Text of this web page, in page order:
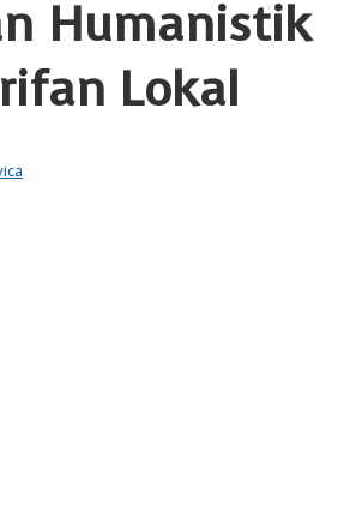
Humanistik
Lokal